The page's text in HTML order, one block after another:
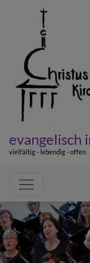
evangelisch
vielfältig - lebendig - offen